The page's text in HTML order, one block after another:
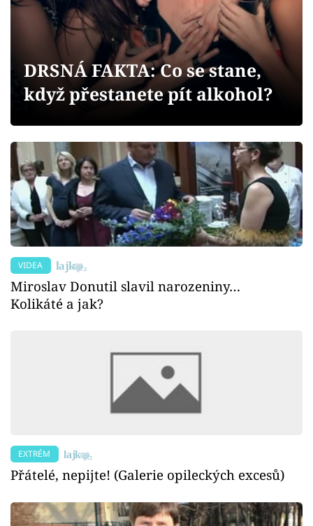
Videa
Sledujte prima+
Sledujte nás
DRSNÁ FAKTA: Co se stane,
když přestanete pít alkohol?
VIDEA
Miroslav Donutil slavil narozeniny…
Kolikáté a jak?
EXTRÉM
Přátelé, nepijte! (Galerie opileckých excesů)